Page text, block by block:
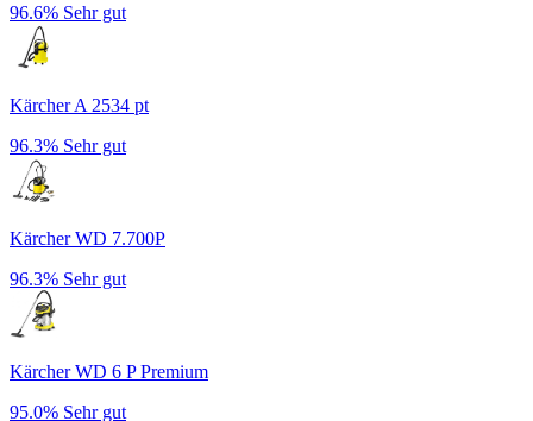
96.6% Sehr gut
Kärcher A 2534 pt
96.3% Sehr gut
Kärcher WD 7.700P
96.3% Sehr gut
Kärcher WD 6 P Premium
95.0% Sehr gut